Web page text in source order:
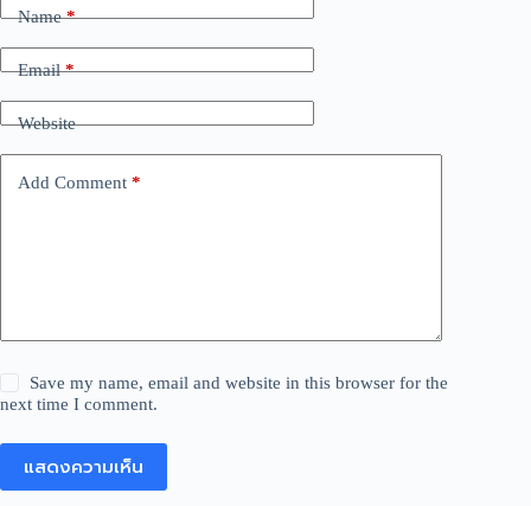
Name*
Email*
Website
Add Comment *
Save my name, email and website in this browser for the
next time I comment.
แสดงความเห็น